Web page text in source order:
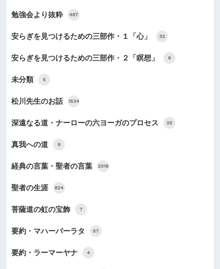
勉強会より抜粋 487
安らぎを見つけるための三部作・１「心」 32
安らぎを見つけるための三部作・２「瞑想」 6
未分類 5
松川先生のお話 1534
深遠なる道・ナーローの六ヨーガのプロセス 25
真我への道 9
経典の言葉・聖者の言葉 2016
聖者の生涯 824
菩薩道の虹の宝飾 7
要約・マハーバーラタ 57
要約・ラーマーヤナ 4